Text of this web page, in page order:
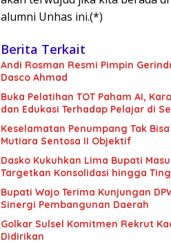
alumni Unhas ini.(*)
Berita Terkait
Andi Rosman Resmi Pimpin
Dasco Ahmad
Buka Pelatihan TOT Paham AI,
dan Edukasi Terhadap Pelajar di
Keselamatan Penumpang Tak
Mutiara Sentosa II Objektif
Dasko Kukuhkan Lima Bupati
Targetkan Konsolidasi hingga
Bupati Wajo Terima Kunjungan
Sinergi Pembangunan Daerah
Golkar Sulsel Komitmen Rekrut
Didirikan